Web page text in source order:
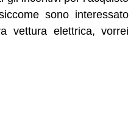
sono interessato
vettura elettrica, vorrei